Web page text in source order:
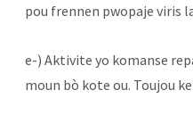
pou frennen pwopaje viris
e-) Aktivite yo komanse
moun bò kote ou. Toujou